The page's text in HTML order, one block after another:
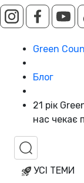
Green
Блог
21 рік
нас чекає
УСІ ТЕМИ